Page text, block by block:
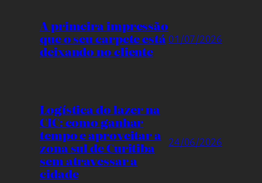
A primeira impressão
que o seu carpete está
deixando no cliente
01/07/2026
Logística do lazer na
CIC: como ganhar
tempo e aproveitar a
zona sul de Curitiba
sem atravessar a
cidade
24/06/2026